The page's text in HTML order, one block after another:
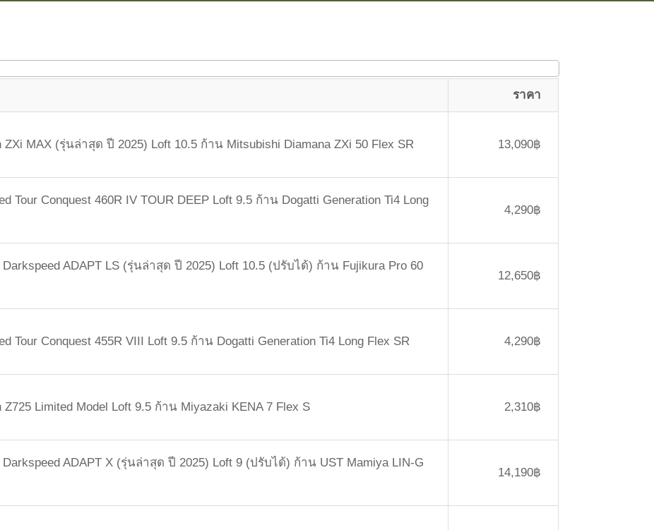
ราคา
ZXi MAX (รุ่นล่าสุด ปี 2025) Loft 10.5 ก้าน Mitsubishi Diamana ZXi 50 Flex SR 13,090฿
Tour Conquest 460R IV TOUR DEEP Loft 9.5 ก้าน Dogatti Generation Ti4 Long
4,290฿
Darkspeed ADAPT LS (รุ่นล่าสุด ปี 2025) Loft 10.5 (ปรับได้) ก้าน Fujikura Pro 60
12,650฿
Tour Conquest 455R VIII Loft 9.5 ก้าน Dogatti Generation Ti4 Long Flex SR 4,290฿
Z725 Limited Model Loft 9.5 ก้าน Miyazaki KENA 7 Flex S 2,310฿
Darkspeed ADAPT X (รุ่นล่าสุด ปี 2025) Loft 9 (ปรับได้) ก้าน UST Mamiya LIN-G
14,190฿